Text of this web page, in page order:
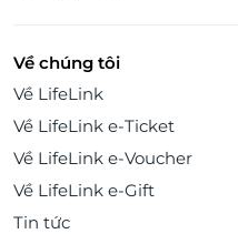
Về chúng tôi
Về LifeLink
Về LifeLink e-Ticket
Về LifeLink e-Voucher
Về LifeLink e-Gift
Tin tức